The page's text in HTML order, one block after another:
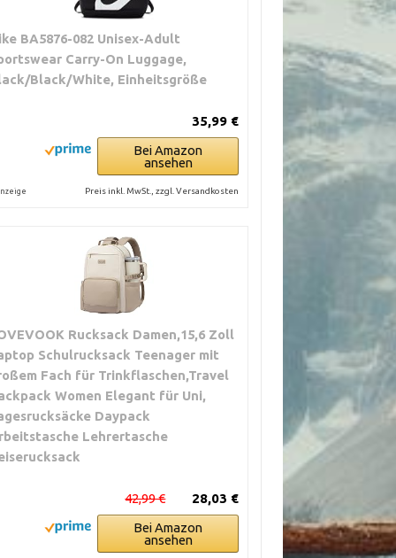
BA5876-082 Unisex-Adult
Carry-On Luggage,
Black/White, Einheitsgröße
35,99 €
Bei Amazon
ansehen
Preis inkl. MwSt., zzgl. Versandkosten
Rucksack Damen,15,6 Zoll
Schulrucksack Teenager mit
Fach für Trinkflaschen,Travel
Women Elegant für Uni,
Daypack
Lehrertasche
28,03 €
42,99 €
Bei Amazon
ansehen